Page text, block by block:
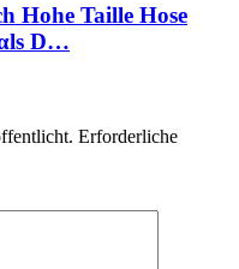
Hohe Taille Hose
D…
Erforderliche